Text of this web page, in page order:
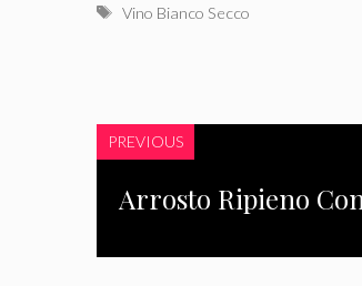
Tag
Vino Bianco Secco
PREVIOUS
Arrosto Ripieno